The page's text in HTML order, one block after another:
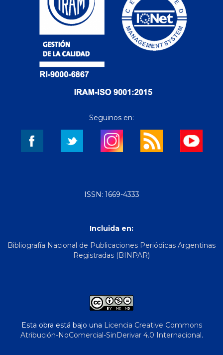
Seguinos en:
ISSN: 1669-4333
Incluida en:
Bibliografía Nacional de Publicaciones Periódicas Argentinas
Registradas (BINPAR)
Esta obra está bajo una Licencia Creative Commons
Atribución-NoComercial-SinDerivar 4.0 Internacional.